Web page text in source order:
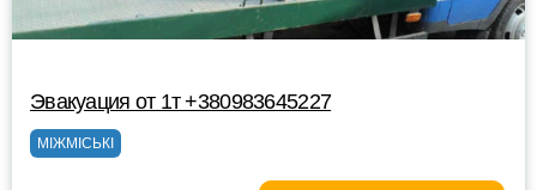
Эвакуация от 1т +380983645227
МІЖМІСЬКІ